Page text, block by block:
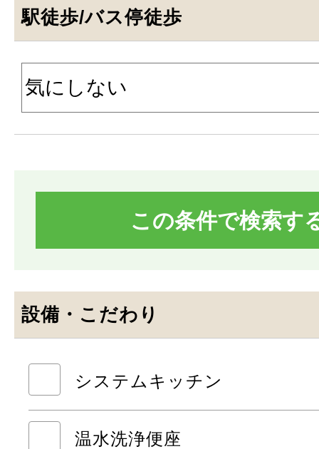
駅徒歩/バス停徒歩
設備・こだわり
システムキッチン
温水洗浄便座